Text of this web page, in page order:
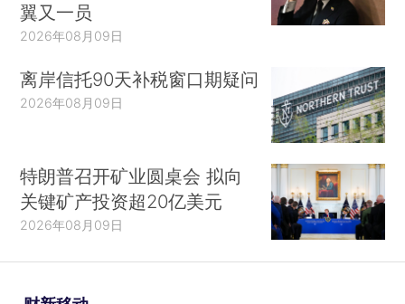
翼又一员
2026年08月09日
离岸信托90天补税窗口期疑问
2026年08月09日
特朗普召开矿业圆桌会 拟向
关键矿产投资超20亿美元
2026年08月09日